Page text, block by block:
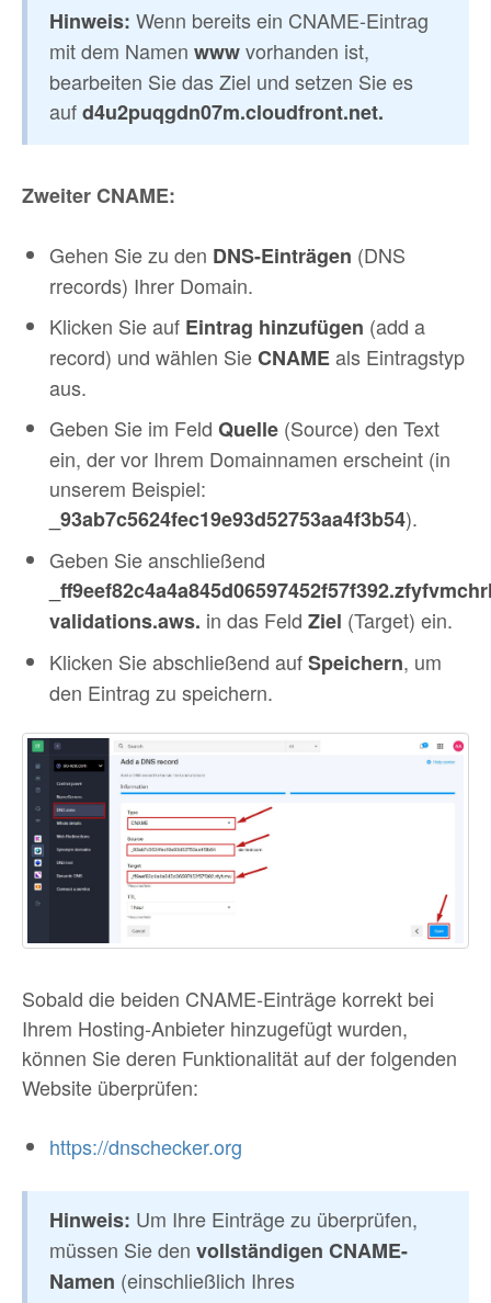
Hinweis: Wenn bereits ein CNAME-Eintrag
mit dem Namen wwwvorhanden ist,
bearbeiten Sie das Ziel und setzen Sie es
aufd4u2puqgdn07m.cloudfront.net.
Zweiter CNAME:
Gehen Sie zu den DNS-Einträgen (DNS
rrecords) Ihrer Domain.
Klicken Sie auf Eintrag hinzufügen (add a
record) und wählen SieCNAMEals Eintragstyp
aus.
Geben Sie im Feld Quelle (Source) den Text
ein, der vor Ihrem Domainnamen erscheint (in
unserem Beispiel:
_93ab7c5624fec19e93d52753aa4f3b54).
Geben Sie anschließend
validations.aws. in das Feld Ziel (Target) ein.
Klicken Sie abschließend aufSpeichern, um
den Eintrag zu speichern.
Sobald die beiden CNAME-Einträge korrekt bei
Ihrem Hosting-Anbieter hinzugefügt wurden,
können Sie deren Funktionalität auf der folgenden
Website überprüfen:
https://dnschecker.org
Hinweis: Um Ihre Einträge zu überprüfen,
müssen Sie den vollständigen CNAME-
Namen (einschließlich Ihres